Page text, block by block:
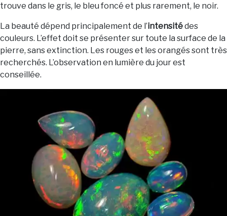
trouve dans le gris, le bleu foncé et plus rarement, le noir.
La beauté dépend principalement de l’intensitédes
couleurs. L’effet doit se présenter sur toute la surface de la
pierre, sans extinction. Les rouges et les orangés sont très
recherchés. L’observation en lumière du jour est
conseillée.